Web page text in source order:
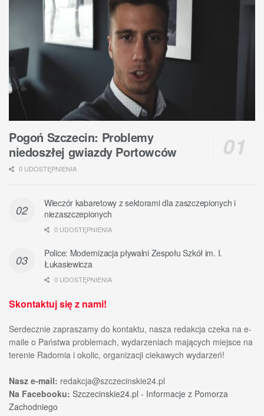
Pogoń Szczecin: Problemy
niedoszłej gwiazdy Portowców
0 UDOSTĘPNIENIA
Wieczór kabaretowy z sektorami dla zaszczepionych i
niezaszczepionych
0 UDOSTĘPNIENIA
Police: Modernizacja pływalni Zespołu Szkół im. I.
Łukasiewicza
0 UDOSTĘPNIENIA
Skontaktuj się z nami!
Serdecznie zapraszamy do kontaktu, nasza redakcja czeka na e-
maile o Państwa problemach, wydarzeniach mających miejsce na
terenie Radomia i okolic, organizacji ciekawych wydarzeń!
Nasz e-mail: redakcja@szczecinskie24.pl
Na Facebooku: Szczecinskie24.pl - Informacje z Pomorza
Zachodniego